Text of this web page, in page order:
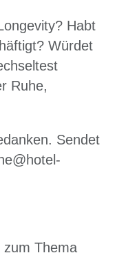
Habt
Würdet
Ruhe,
Sendet
zum Thema